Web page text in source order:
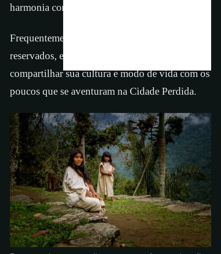
harmonia com a natureza.
Frequentemente descritos como tímidos e
reservados, eles estão ansiosos para
compartilhar sua cultura e modo de vida com os
poucos que se aventuram na Cidade Perdida.